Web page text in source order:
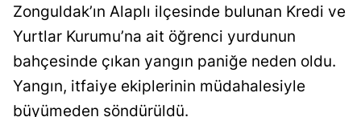
Zonguldak’ın Alaplı ilçesinde bulunan Kredi ve
Yurtlar Kurumu’na ait öğrenci yurdunun
bahçesinde çıkan yangın paniğe neden oldu.
Yangın, itfaiye ekiplerinin müdahalesiyle
büyümeden söndürüldü.